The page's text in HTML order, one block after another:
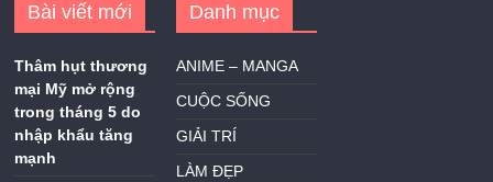
Bài viết mới
Thâm hụt thương
mại Mỹ mở rộng
trong tháng 5 do
nhập khẩu tăng
mạnh
Danh mục
ANIME – MANGA
CUỘC SỐNG
GIẢI TRÍ
LÀM ĐẸP